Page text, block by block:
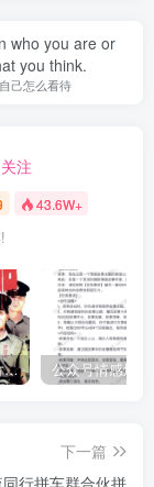
who you are or
you think.
己怎么看待
关注
43.6W+
既恐怖又搞笑的鬼片（10部猛鬼恐怖片都是喜剧片）
下一篇